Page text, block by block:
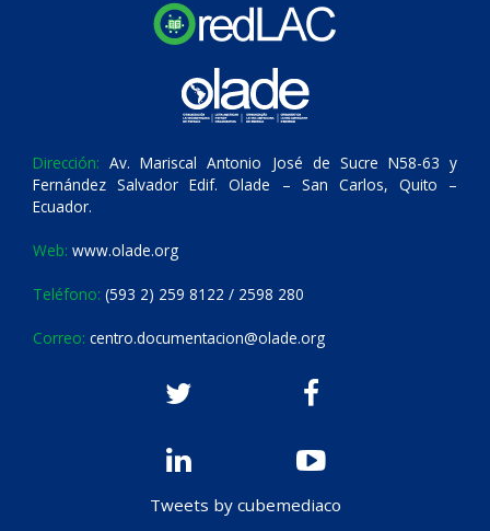
Dirección: Av. Mariscal Antonio José de Sucre N58-63 y
Fernández Salvador Edif. Olade – San Carlos, Quito –
Ecuador.
Web: www.olade.org
Teléfono: (593 2) 259 8122 / 2598 280
Correo: centro.documentacion@olade.org
Tweets by cubemediaco